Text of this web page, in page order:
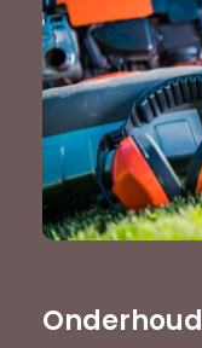
Onderhoud